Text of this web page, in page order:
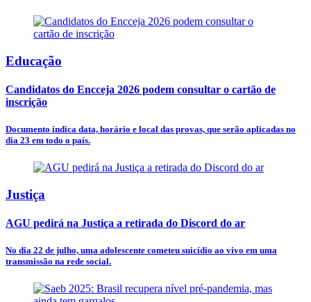
Educação
Candidatos do Encceja 2026 podem consultar o cartão de
inscrição
Documento indica data, horário e local das provas, que serão aplicadas no
dia 23 em todo o país.
Justiça
AGU pedirá na Justiça a retirada do Discord do ar
No dia 22 de julho, uma adolescente cometeu suicídio ao vivo em uma
transmissão na rede social.